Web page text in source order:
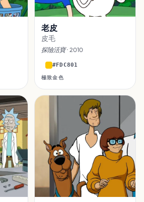
老皮
皮毛
探險活寶· 2010
#FDC801
極致金色